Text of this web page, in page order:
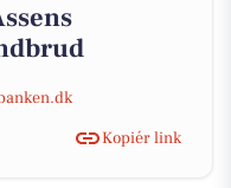
Kopiér link